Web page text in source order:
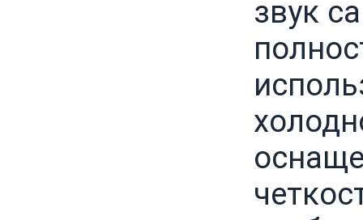
звук